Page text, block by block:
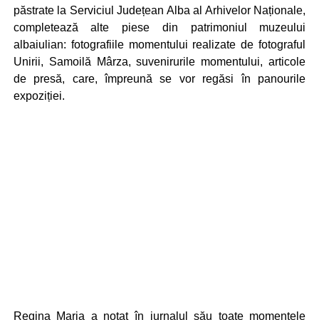
păstrate la Serviciul Județean Alba al Arhivelor Naționale,
completează alte piese din patrimoniul muzeului
albaiulian: fotografiile momentului realizate de fotograful
Unirii, Samoilă Mârza, suvenirurile momentului, articole
de presă, care, împreună se vor regăsi în panourile
expoziției.
Regina Maria a notat în jurnalul său toate momentele